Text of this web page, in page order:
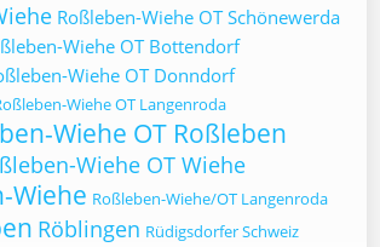
Roßleben-Wiehe OT Schönewerda
Wiehe OT Bottendorf
Wiehe OT Donndorf
Wiehe OT Langenroda
Wiehe OT Roßleben
Wiehe OT Wiehe
Wiehe Roßleben-Wiehe/OT Langenroda
Röblingen Rüdigsdorfer Schweiz